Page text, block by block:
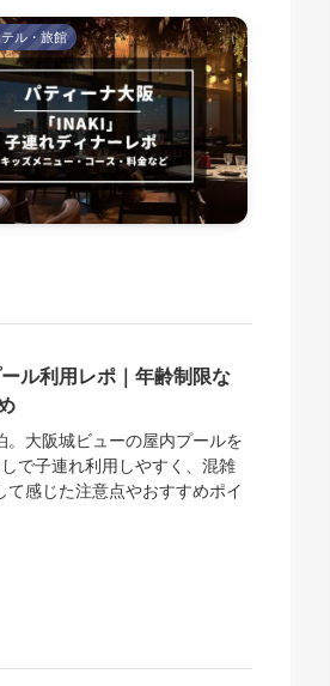
ル・旅館
ル利用レポ｜年齢制限な
大阪城ビューの屋内プールを
で子連れ利用しやすく、混雑
感じた注意点やおすすめポイ